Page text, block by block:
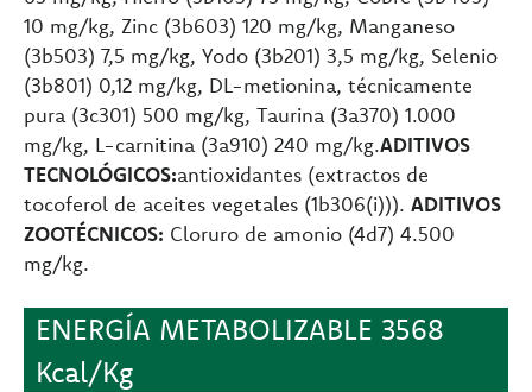
10 mg/kg, Zinc (3b603) 120 mg/kg, Manganeso
(3b503) 7,5 mg/kg, Yodo (3b201) 3,5 mg/kg, Selenio
(3b801) 0,12 mg/kg, DL-metionina, técnicamente
pura (3c301) 500 mg/kg, Taurina (3a370) 1.000
mg/kg, L-carnitina (3a910) 240 mg/kg.ADITIVOS
TECNOLÓGICOS:antioxidantes (extractos de
tocoferol de aceites vegetales (1b306(i))). ADITIVOS
ZOOTÉCNICOS: Cloruro de amonio (4d7) 4.500
mg/kg.
ENERGÍA METABOLIZABLE 3568
Kcal/Kg